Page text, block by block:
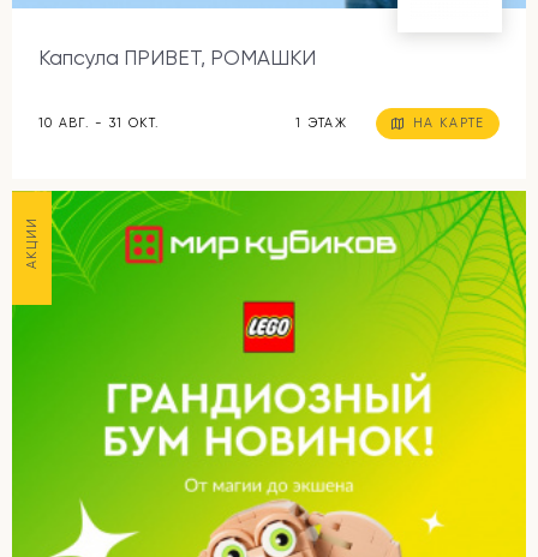
Капсула ПРИВЕТ, РОМАШКИ
10 АВГ. - 31 ОКТ. 1 ЭТАЖ НА КАРТЕ
АКЦИИ